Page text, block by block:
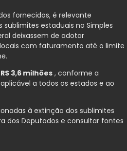
fornecidos, é relevante
estaduais no Simples
deixassem de adotar
com faturamento até o limite
R$ 3,6 milhões , conforme a
a todos os estados e ao
à extinção dos sublimites
dos Deputados e consultar fontes